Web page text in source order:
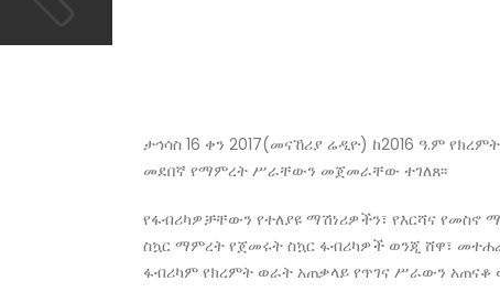
ታኅሳስ 16 ቀን 2017(መናኸሪያ ሬዲዮ) ከ2016 ዓ.ም
መደበኛ የማምረት ሥራቸውን መጀመራቸው ተገለጸ፡፡
የፋብሪካዎቻቸውን የተለያዩ ማሽነሪዎችን፣ የእርሻና
ስኳር ማምረት የጀመሩት ስኳር ፋብሪካዎች ወንጂ ሸዋ፣
ፋብሪካም የክረምት ወራት አጠቃላይ የጥገና ሥራውን አጠናቆ